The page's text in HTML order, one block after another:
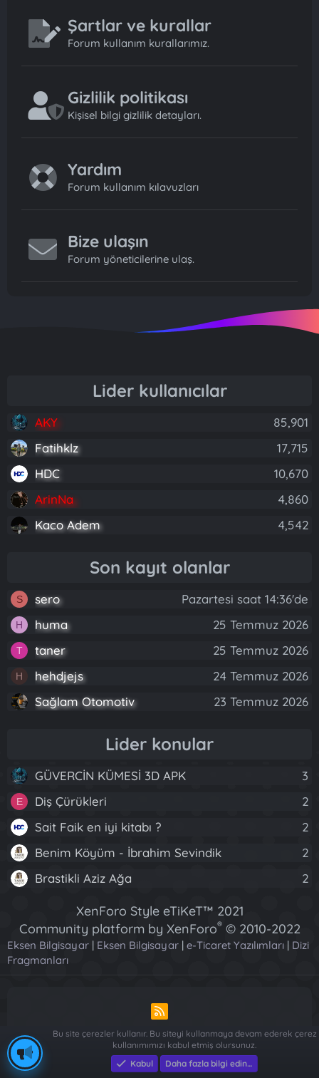
Şartlar ve kurallar
Forum kullanım kurallarımız.
Gizlilik politikası
Kişisel bilgi gizlilik detayları.
Yardım
Forum kullanım kılavuzları
Bize ulaşın
Forum yöneticilerine ulaş.
Lider kullanıcılar
AKY
85,901
Fatihklz
17,715
HDC
10,670
ArinNa
4,860
Kaco Adem
4,542
Son kayıt olanlar
S sero Pazartesi saat 14:36'de
H huma 25 Temmuz 2026
T taner 25 Temmuz 2026
H hehdjejs
24 Temmuz 2026
Sağlam Otomotiv
23 Temmuz 2026
Lider konular
GÜVERCİN KÜMESİ 3D APK 3
E Diş Çürükleri
2
Sait Faik en iyi kitabı ?
2
Benim Köyüm - İbrahim Sevindik
2
Brastikli Aziz Ağa
2
XenForo Style eTiKeT™ 2021
Community platform by XenForo® © 2010-2022
XenForo Ltd.
[XGT] Forum statistics system
Eksen Bilgisayar | Eksen Bilgisayar | e-Ticaret Yazılımları | Dizi
Fragmanları
R
S
Piese Auto Dacia Arges-Piese Auto Dacia Arges-Renault ve
Dacia Yedek Parça - Sağlam Otomotiv
Bu site çerezler kullanır. Bu siteyi kullanmaya devam ederek çerez
kullanımımızı kabul etmiş olursunuz.
Kabul
Daha fazla bilgi edin…